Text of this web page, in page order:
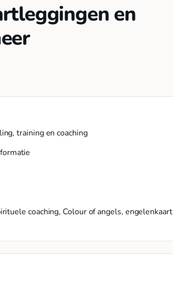
en
training en coaching
coaching, Colour of angels, engelenkaart